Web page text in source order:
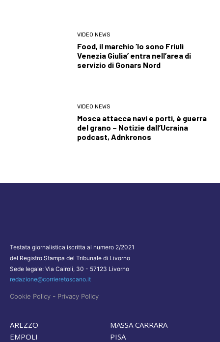
VIDEO NEWS
Food, il marchio ‘Io sono Friuli
Venezia Giulia’ entra nell’area di
servizio di Gonars Nord
VIDEO NEWS
Mosca attacca navi e porti, è guerra
del grano – Notizie dall’Ucraina
podcast, Adnkronos
Testata giornalistica iscritta al numero 2/2021
del Registro Stampa del Tribunale di Livorno
Sede legale: Via Cairoli, 30 - 57123 Livorno
redazione@corrieretoscano.it
Cookie Policy - Privacy Policy
AREZZO
EMPOLI
MASSA CARRARA
PISA